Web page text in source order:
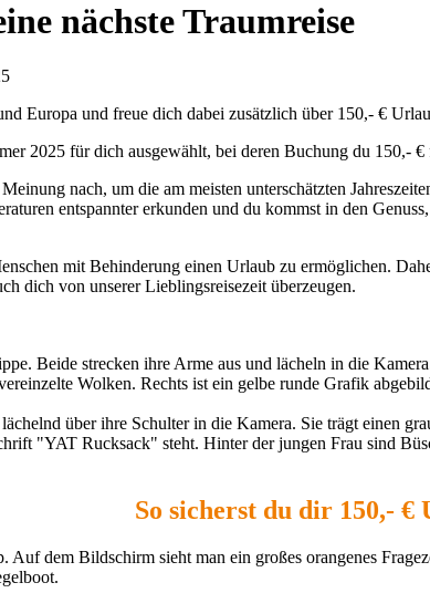
nächste Traumreise
Europa und freue dich dabei zusätzlich über 150,- €
2025 für dich ausgewählt, bei deren Buchung du 150,-
nach, um die am meisten unterschätzten
entspannter erkunden und du kommst in den
mit Behinderung einen Urlaub zu ermöglichen.
dich von unserer Lieblingsreisezeit überzeugen.
So sicherst du dir 150,- €